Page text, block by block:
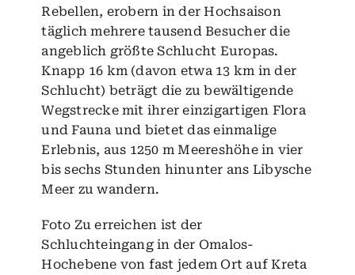
Rebellen, erobern in der Hochsaison
täglich mehrere tausend Besucher die
angeblich größte Schlucht Europas.
Knapp 16 km (davon etwa 13 km in der
Schlucht) beträgt die zu bewältigende
Wegstrecke mit ihrer einzigartigen Flora
und Fauna und bietet das einmalige
Erlebnis, aus 1250 m Meereshöhe in vier
bis sechs Stunden hinunter ans Libysche
Meer zu wandern.
Foto Zu erreichen ist der
Schluchteingang in der Omalos-
Hochebene von fast jedem Ort auf Kreta